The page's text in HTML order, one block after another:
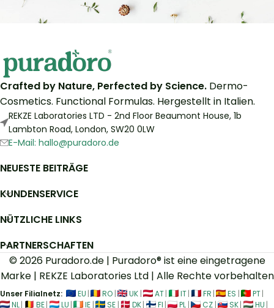
Crafted by Nature, Perfected by Science. Dermo-
Cosmetics. Functional Formulas. Hergestellt in Italien.
REKZE Laboratories LTD - 2nd Floor Beaumont House, 1b
Lambton Road, London, SW20 0LW
E-Mail: hallo@puradoro.de
NEUESTE BEITRÄGE
KUNDENSERVICE
NÜTZLICHE LINKS
PARTNERSCHAFTEN
© 2026 Puradoro.de | Puradoro® ist eine eingetragene
Marke | REKZE Laboratories Ltd | Alle Rechte vorbehalten
Unser Filialnetz: EU | RO | UK | AT| IT| FR | ES | PT|
NL| BE| LU | IE | SE | DK| FI | PL | CZ | SK| HU |